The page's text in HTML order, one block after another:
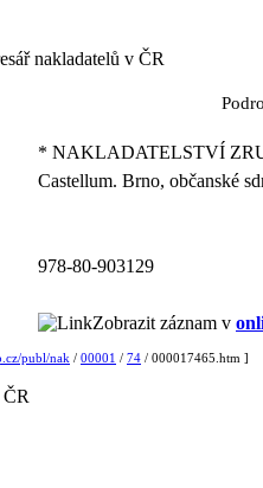
nakladatelů v ČR
* NAKLADATELSTVÍ
Castellum. Brno, občanské
978-80-903129
Zobrazit záznam v
publ/nak / 00001 / 74 / 000017465.htm ]